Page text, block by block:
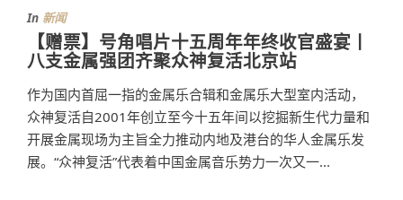
In 新闻
【赠票】号角唱片十五周年年终收官盛宴丨
八支金属强团齐聚众神复活北京站
作为国内首屈一指的金属乐合辑和金属乐大型室内活动，
众神复活自2001年创立至今十五年间以挖掘新生代力量和
开展金属现场为主旨全力推动内地及港台的华人金属乐发
展。“众神复活”代表着中国金属音乐势力一次又一...